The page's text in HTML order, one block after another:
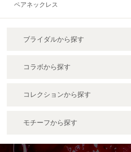
ペアネックレス
ブライダルから探す
コラボから探す
コレクションから探す
モチーフから探す